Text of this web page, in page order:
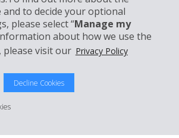
and to decide your optional
please select “Manage my
about how we use the
please visit our Privacy Policy
Decline Cookies
Hertz System, Inc.
|